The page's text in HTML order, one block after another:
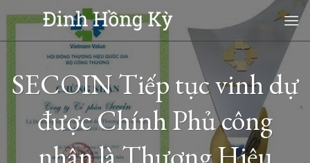
content
SECOIN Tiếp tục vinh dự
được Chính Phủ công